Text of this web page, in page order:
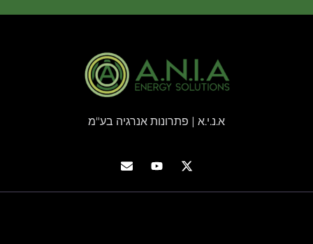
א.נ.י.א | פתרונות אנרגיה בע"מ